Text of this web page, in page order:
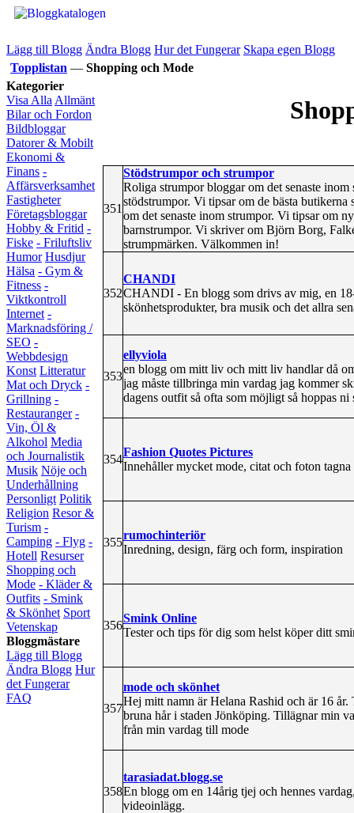
Lägg till Blogg Ändra Blogg Hur det Fungerar Skapa egen Blogg
Topplistan — Shopping och Mode
Kategorier
Visa Alla Allmänt
Bilar och Fordon
Bildbloggar
Datorer & Mobilt
Ekonomi &
Finans -
Affärsverksamhet
Fastigheter
Företagsbloggar
Hobby & Fritid -
Fiske - Friluftsliv
Humor Husdjur
Hälsa - Gym &
Fitness -
Viktkontroll
Internet -
Marknadsföring /
SEO -
Webbdesign
Konst Litteratur
Mat och Dryck -
Grillning -
Restauranger -
Vin, Öl &
Alkohol Media
och Journalistik
Musik Nöje och
Underhållning
Personligt Politik
Religion Resor &
Turism -
Camping - Flyg -
Hotell Resurser
Shopping och
Mode - Kläder &
Outfits - Smink
& Skönhet Sport
Vetenskap
Bloggmästare
Lägg till Blogg
Ändra Blogg Hur
det Fungerar
FAQ
351
Stödstrumpor och strumpor
Roliga strumpor bloggar om det senaste
stödstrumpor. Vi tipsar om de bästa
om det senaste inom strumpor. Vi tipsar om
barnstrumpor. Vi skriver om Björn Borg,
strumpmärken. Välkommen in!
352
CHANDI
CHANDI - En blogg som drivs av mig, en
skönhetsprodukter, bra musik och det allra
353
ellyviola
en blogg om mitt liv och mitt liv handlar då
jag måste tillbringa min vardag jag kommer
dagens outfit så ofta som möjligt så hoppas ni
354
Fashion Quotes Pictures
Innehåller mycket mode, citat och foton
355
rumochinteriör
Inredning, design, färg och form, inspiration
356
Smink Online
Tester och tips för dig som helst köper ditt
357
mode och skönhet
Hej mitt namn är Helana Rashid och är 16
bruna hår i staden Jönköping. Tillägnar min
från min vardag till mode
358
tarasiadat.blogg.se
En blogg om en 14årig tjej och hennes
videoinlägg.